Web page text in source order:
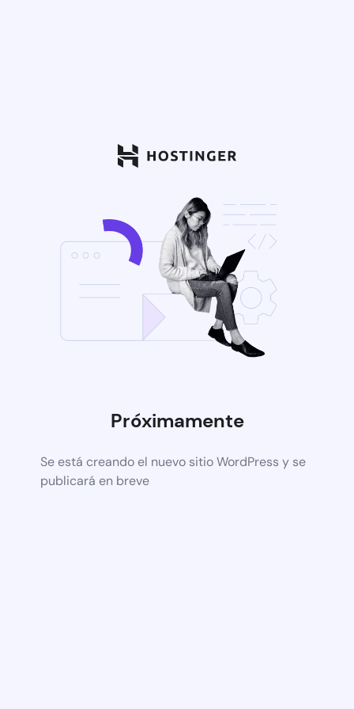
Próximamente
Se está creando el nuevo sitio WordPress y se
publicará en breve